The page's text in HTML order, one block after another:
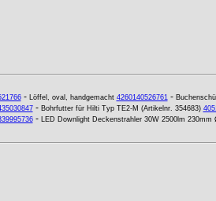
- Löffel, oval, handgemacht 4260140526761-
- Bohrfutter für Hilti Typ TE2-M (Artikelnr. 354683)
- LED Downlight Deckenstrahler 30W 2500lm 230mm